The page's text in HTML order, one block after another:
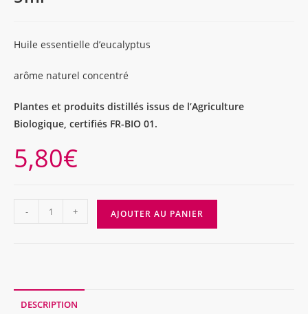
Huile essentielle d’eucalyptus
arôme naturel concentré
Plantes et produits distillés issus de l’Agriculture
Biologique, certifiés FR-BIO 01.
5,80€
quantité
5ml
- + AJOUTER AU PANIER
DESCRIPTION